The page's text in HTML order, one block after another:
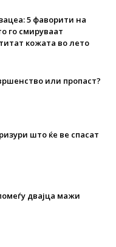
5 фаворити на
го смируваат
кожата во лето
или пропаст?
што ќе ве спасат
двајца мажи